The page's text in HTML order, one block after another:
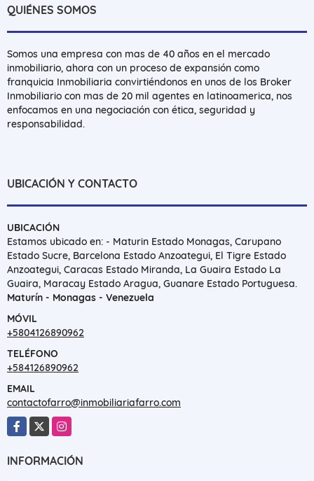
QUIÉNES SOMOS
Somos una empresa con mas de 40 años en el mercado
inmobiliario, ahora con un proceso de expansión como
franquicia Inmobiliaria convirtiéndonos en unos de los Broker
Inmobiliario con mas de 20 mil agentes en latinoamerica, nos
enfocamos en una negociación con ética, seguridad y
responsabilidad.
UBICACIÓN Y CONTACTO
UBICACIÓN
Estamos ubicado en: - Maturin Estado Monagas, Carupano
Estado Sucre, Barcelona Estado Anzoategui, El Tigre Estado
Anzoategui, Caracas Estado Miranda, La Guaira Estado La
Guaira, Maracay Estado Aragua, Guanare Estado Portuguesa.
Maturín - Monagas - Venezuela
MÓVIL
+5804126890962
TELÉFONO
+584126890962
EMAIL
contactofarro@inmobiliariafarro.com
Facebook
X Instagram
INFORMACIÓN